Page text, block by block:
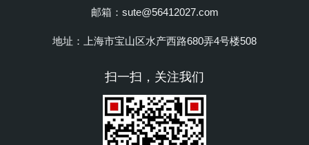
邮箱：sute@56412027.com
地址：上海市宝山区水产西路680弄4号楼508
扫一扫，关注我们